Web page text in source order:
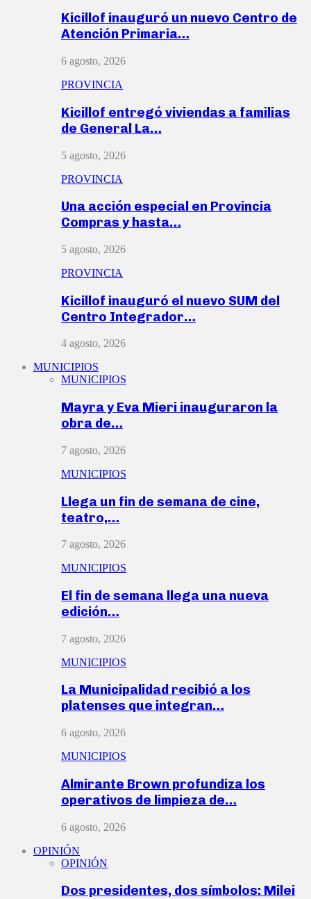
Kicillof inauguró un nuevo Centro de
Atención Primaria…
6 agosto, 2026
PROVINCIA
Kicillof entregó viviendas a familias
de General La…
5 agosto, 2026
PROVINCIA
Una acción especial en Provincia
Compras y hasta…
5 agosto, 2026
PROVINCIA
Kicillof inauguró el nuevo SUM del
Centro Integrador…
4 agosto, 2026
MUNICIPIOS
MUNICIPIOS
Mayra y Eva Mieri inauguraron la
obra de…
7 agosto, 2026
MUNICIPIOS
Llega un fin de semana de cine,
teatro,…
7 agosto, 2026
MUNICIPIOS
El fin de semana llega una nueva
edición…
7 agosto, 2026
MUNICIPIOS
La Municipalidad recibió a los
platenses que integran…
6 agosto, 2026
MUNICIPIOS
Almirante Brown profundiza los
operativos de limpieza de…
6 agosto, 2026
OPINIÓN
OPINIÓN
Dos presidentes, dos símbolos: Milei